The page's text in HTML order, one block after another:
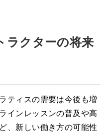
ラクターの将来
ティスの需要は今後も増
インレッスンの普及や高
、新しい働き方の可能性